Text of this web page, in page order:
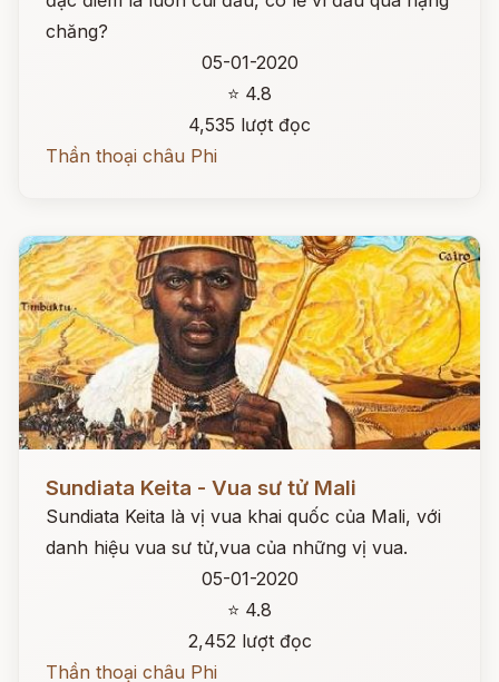
chăng?
05-01-2020
⭐ 4.8
4,535 lượt đọc
Thần thoại châu Phi
Sundiata Keita - Vua sư tử Mali
Sundiata Keita là vị vua khai quốc của Mali, với
danh hiệu vua sư tử,vua của những vị vua.
05-01-2020
⭐ 4.8
2,452 lượt đọc
Thần thoại châu Phi